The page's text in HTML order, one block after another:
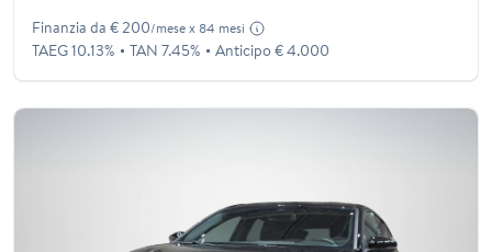
Finanzia da € 200/mese x 84 mesi
TAEG 10.13% TAN 7.45% Anticipo € 4.000